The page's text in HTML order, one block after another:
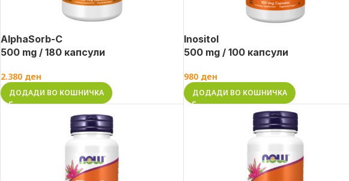
AlphaSorb-C
500 mg / 180 капсули
2.380 ден
ДОДАДИ ВО КОШНИЧКА
Inositol
500 mg / 100 капсули
980 ден
ДОДАДИ ВО КОШНИЧКА